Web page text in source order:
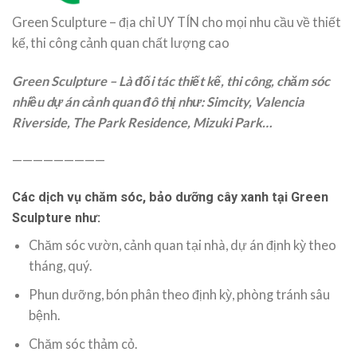
Green Sculpture – địa chỉ UY TÍN cho mọi nhu cầu về thiết
kế, thi công cảnh quan chất lượng cao
Green Sculpture – Là đối tác thiết kế, thi công, chăm sóc
nhiều dự án cảnh quan đô thị như: Simcity, Valencia
Riverside, The Park Residence, Mizuki Park…
—————————
Các dịch vụ chăm sóc, bảo dưỡng cây xanh tại Green
Sculpture như:
Chăm sóc vườn, cảnh quan tại nhà, dự án định kỳ theo
tháng, quý.
Phun dưỡng, bón phân theo định kỳ, phòng tránh sâu
bệnh.
Chăm sóc thảm cỏ.